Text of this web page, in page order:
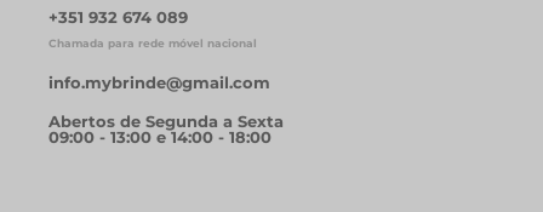
+351 932 674 089
Chamada para rede móvel nacional
info.mybrinde@gmail.com
Abertos de Segunda a Sexta
09:00 - 13:00 e 14:00 - 18:00